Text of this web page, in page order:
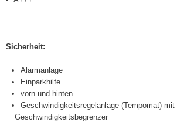
Sicherheit:
Alarmanlage
Einparkhilfe
vorn und hinten
Geschwindigkeitsregelanlage (Tempomat) mit
Geschwindigkeitsbegrenzer